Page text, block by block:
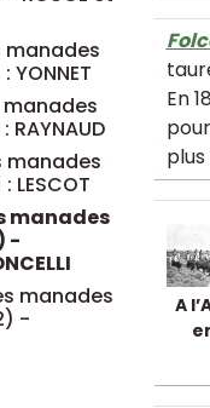
manades
manades
LESCOT
manades
-
manades
-
En
A